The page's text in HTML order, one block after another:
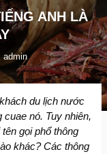
ANH LÀ
admin
du lịch nước
nó. Tuy nhiên,
tên gọi phổ thông
khác? Các thông